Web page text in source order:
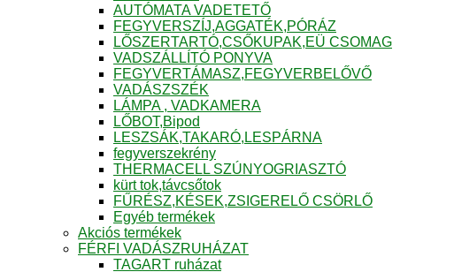
AUTÓMATA VADETETŐ
FEGYVERSZÍJ,AGGATÉK,PÓRÁZ
LŐSZERTARTÓ,CSŐKUPAK,EÜ CSOMAG
VADSZÁLLÍTÓ PONYVA
FEGYVERTÁMASZ,FEGYVERBELŐVŐ
VADÁSZSZÉK
LÁMPA , VADKAMERA
LŐBOT,Bipod
LESZSÁK,TAKARÓ,LESPÁRNA
fegyverszekrény
THERMACELL SZÚNYOGRIASZTÓ
kürt tok,távcsőtok
FŰRÉSZ,KÉSEK,ZSIGERELŐ CSÖRLŐ
Egyéb termékek
Akciós termékek
FÉRFI VADÁSZRUHÁZAT
TAGART ruházat